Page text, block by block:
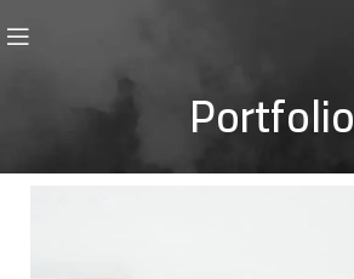
Portfolio